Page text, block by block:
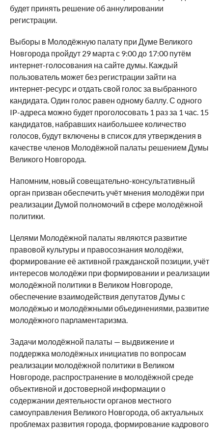
будет принять решение об аннулировании
регистрации.
Выборы в Молодёжную палату при Думе Великого
Новгорода пройдут 29 марта с 9:00 до 17:00 путём
интернет-голосования на сайте думы. Каждый
пользователь может без регистрации зайти на
интернет-ресурс и отдать свой голос за выбранного
кандидата. Один голос равен одному баллу. С одного
IP-адреса можно будет проголосовать 1 раз за 1 час. 15
кандидатов, набравших наибольшее количество
голосов, будут включены в список для утверждения в
качестве членов Молодёжной палаты решением Думы
Великого Новгорода.
Напомним, новый совещательно-консультативный
орган призван обеспечить учёт мнения молодёжи при
реализации Думой полномочий в сфере молодёжной
политики.
Целями Молодёжной палаты являются развитие
правовой культуры и правосознания молодёжи,
формирование её активной гражданской позиции, учёт
интересов молодёжи при формировании и реализации
молодёжной политики в Великом Новгороде,
обеспечение взаимодействия депутатов Думы с
молодёжью и молодёжными объединениями, развитие
молодёжного парламентаризма.
Задачи молодёжной палаты — выдвижение и
поддержка молодёжных инициатив по вопросам
реализации молодёжной политики в Великом
Новгороде, распространение в молодёжной среде
объективной и достоверной информации о
содержании деятельности органов местного
самоуправления Великого Новгорода, об актуальных
проблемах развития города, формирование кадрового